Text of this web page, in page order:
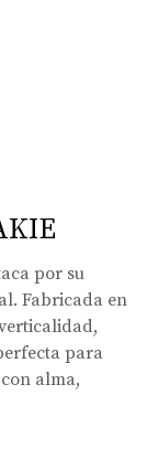
por su
Fabricada en
para
alma,